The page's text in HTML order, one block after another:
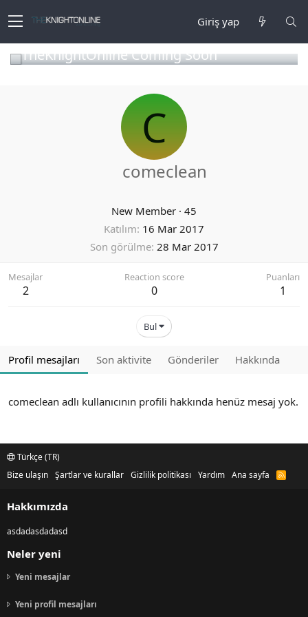
Giriş yap
TheKnightOnline Coming Soon
C
comeclean
New Member · 45
Katılım 16 Mar 2017
Son görülme 28 Mar 2017
Mesajlar
2
Reaction score
0
Puanları
1
Bul
Profil mesajları Son aktivite Gönderiler Hakkında
comeclean adlı kullanıcının profili hakkında henüz mesaj yok.
Türkçe (TR)
Bize ulaşın Şartlar ve kurallar Gizlilik politikası Yardım Ana sayfa
R
Hakkımızda
asdadasdadasd
Neler yeni
Yeni mesajlar
Yeni profil mesajları